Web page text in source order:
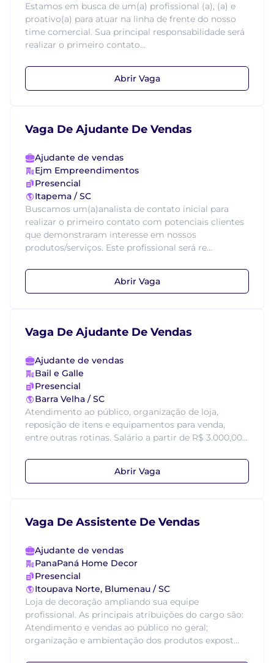
Estamos em busca de um(a) profissional (a), (a) e
proativo(a) para atuar na linha de frente do nosso
time comercial. Sua principal responsabilidade será
realizar o primeiro contato...
Abrir Vaga
Vaga De Ajudante De Vendas
Ajudante de vendas
Ejm Empreendimentos
Presencial
Itapema / SC
Buscamos um(a)analista de contato inicial para
realizar o primeiro contato com potenciais clientes
que demonstraram interesse em nossos
produtos/serviços. Este profissional será re...
Abrir Vaga
Vaga De Ajudante De Vendas
Ajudante de vendas
Bail e Galle
Presencial
Barra Velha / SC
Atendimento ao público, organização de loja,
reposição de itens e equipamentos para venda,
entre outras rotinas. Salário a partir de R$ 3.000,00...
Abrir Vaga
Vaga De Assistente De Vendas
Ajudante de vendas
PanaPaná Home Decor
Presencial
Itoupava Norte, Blumenau / SC
Loja de decoração ampliando sua equipe
profissional. As principais atribuições do cargo são:
Atendimento e vendas ao público no geral;
organização e ambientação dos produtos expost...